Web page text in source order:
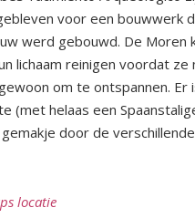
voor een bouwwerk
werd gebouwd. De Moren
lichaam reinigen voordat ze
om te ontspannen. Er
(met helaas een
door de
locatie